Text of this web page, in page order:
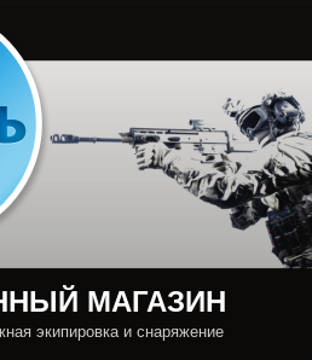
МАГАЗИН
экипировка и снаряжение